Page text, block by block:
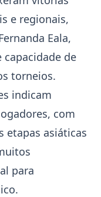
e regionais,
Eala,
de
torneios.
indicam
com
etapas asiáticas
para